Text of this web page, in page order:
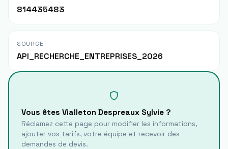
814435483
SOURCE
API_RECHERCHE_ENTREPRISES_2026
Vous êtes Vialleton Despreaux Sylvie ?
Réclamez cette page pour modifier les informations,
ajouter vos tarifs, votre équipe et recevoir des
demandes de devis.